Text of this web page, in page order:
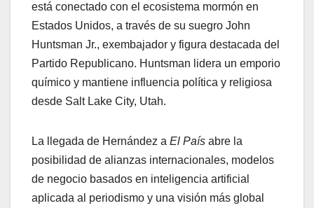
está conectado con el ecosistema mormón en
Estados Unidos, a través de su suegro John
Huntsman Jr., exembajador y figura destacada del
Partido Republicano. Huntsman lidera un emporio
químico y mantiene influencia política y religiosa
desde Salt Lake City, Utah.
La llegada de Hernández a El País abre la
posibilidad de alianzas internacionales, modelos
de negocio basados en inteligencia artificial
aplicada al periodismo y una visión más global